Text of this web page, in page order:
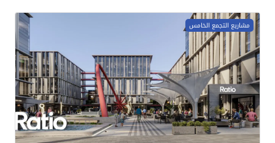
مشاريع التجمع الخامس